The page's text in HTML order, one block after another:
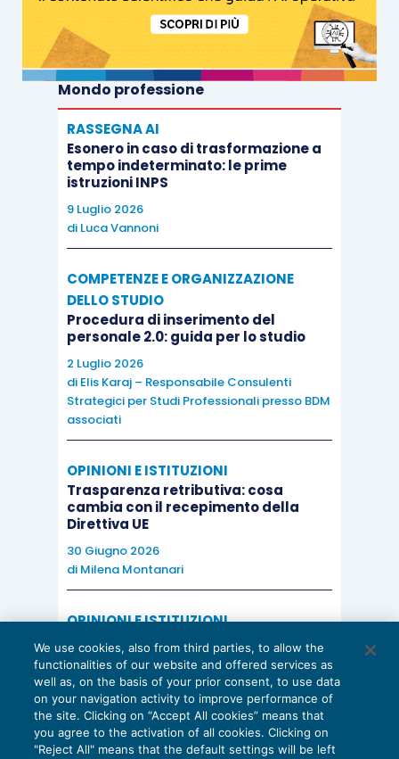
Mondo professione
RASSEGNA AI
Esonero in caso di trasformazione a
tempo indeterminato: le prime
istruzioni INPS
9 Luglio 2026
di Luca Vannoni
COMPETENZE E ORGANIZZAZIONE
DELLO STUDIO
Procedura di inserimento del
personale 2.0: guida per lo studio
2 Luglio 2026
di Elis Karaj – Responsabile Consulenti
Strategici per Studi Professionali presso BDM
associati
OPINIONI E ISTITUZIONI
Trasparenza retributiva: cosa
cambia con il recepimento della
Direttiva UE
30 Giugno 2026
di Milena Montanari
OPINIONI E ISTITUZIONI
Valorizzare il potenziale dello Studio:
una riflessione sul futuro della
consulenza del lavoro
15 Giugno 2026
di Milena Montanari
We use cookies, also from third parties, to allow the
functionalities of our website and offered services as
well as, on the basis of your prior consent, to use data
on your navigation activity to improve performance of
the site. Clicking on “Accept All cookies” means that
you agree to the activation of all cookies. Clicking on
"Reject All" means that the default settings will be left